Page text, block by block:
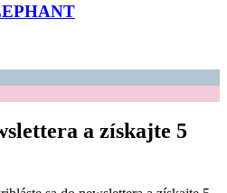
a získajte 5